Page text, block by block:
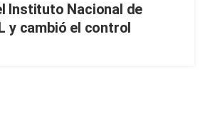
Instituto Nacional de
y cambió el control